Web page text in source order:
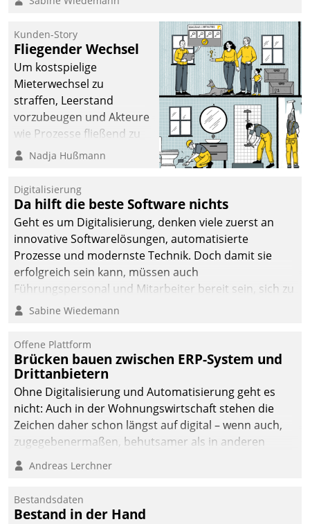
dieses Ziel erreicht wird, sollten einige Grundregeln
Kunden-Story
Fliegender Wechsel
Um kostspielige
Mieterwechsel zu
straffen, Leerstand
vorzubeugen und Akteure
wie Prozesse fließend zu
vernetzen, nutzt die
Jahresbeginn eine
Überblick, Einsicht und
Eingriff bietende Lösung.
Zur Entwicklung setzte
man auf
Cloudtechnologie,
bewährte und Startup-
agile Projektmethoden.
Nadja Hußmann
Digitalisierung
Da hilft die beste Software nichts
Geht es um Digitalisierung, denken viele zuerst an
innovative Softwarelösungen, automatisierte
Prozesse und modernste Technik. Doch damit sie
erfolgreich sein kann, müssen auch
Führungspersonal und Mitarbeiter bereit sein, sich zu
verändern und anzupassen, sonst werden sie an ihr
Sabine Wiedemann
Offene Plattform
Brücken bauen zwischen ERP-System und
Drittanbietern
Ohne Digitalisierung und Automatisierung geht es
nicht: Auch in der Wohnungswirtschaft stehen die
Zeichen daher schon längst auf digital – wenn auch,
zugegebenermaßen, behutsamer als in anderen
Branchen.
Andreas Lerchner
Bestandsdaten
Bestand in der Hand